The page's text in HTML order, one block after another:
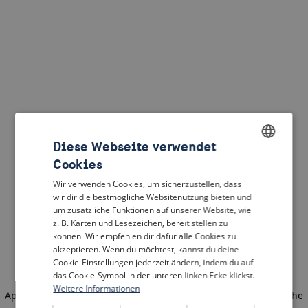
Application error: a client-side exception has occurred
(see the
DUTCH
FRENCH
GERMAN
Diese Webseite verwendet
Cookies
Wir verwenden Cookies, um sicherzustellen, dass
wir dir die bestmögliche Websitenutzung bieten und
um zusätzliche Funktionen auf unserer Website, wie
z. B. Karten und Lesezeichen, bereit stellen zu
können. Wir empfehlen dir dafür alle Cookies zu
akzeptieren. Wenn du möchtest, kannst du deine
Cookie-Einstellungen jederzeit ändern, indem du auf
das Cookie-Symbol in der unteren linken Ecke klickst.
Weitere Informationen